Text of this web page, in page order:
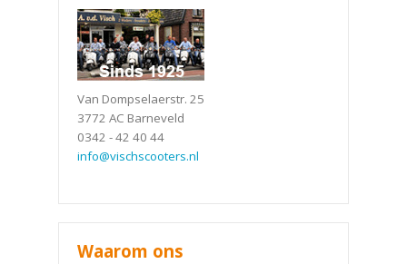
Van Dompselaerstr. 25
3772 AC Barneveld
0342 - 42 40 44
info@vischscooters.nl
Waarom ons